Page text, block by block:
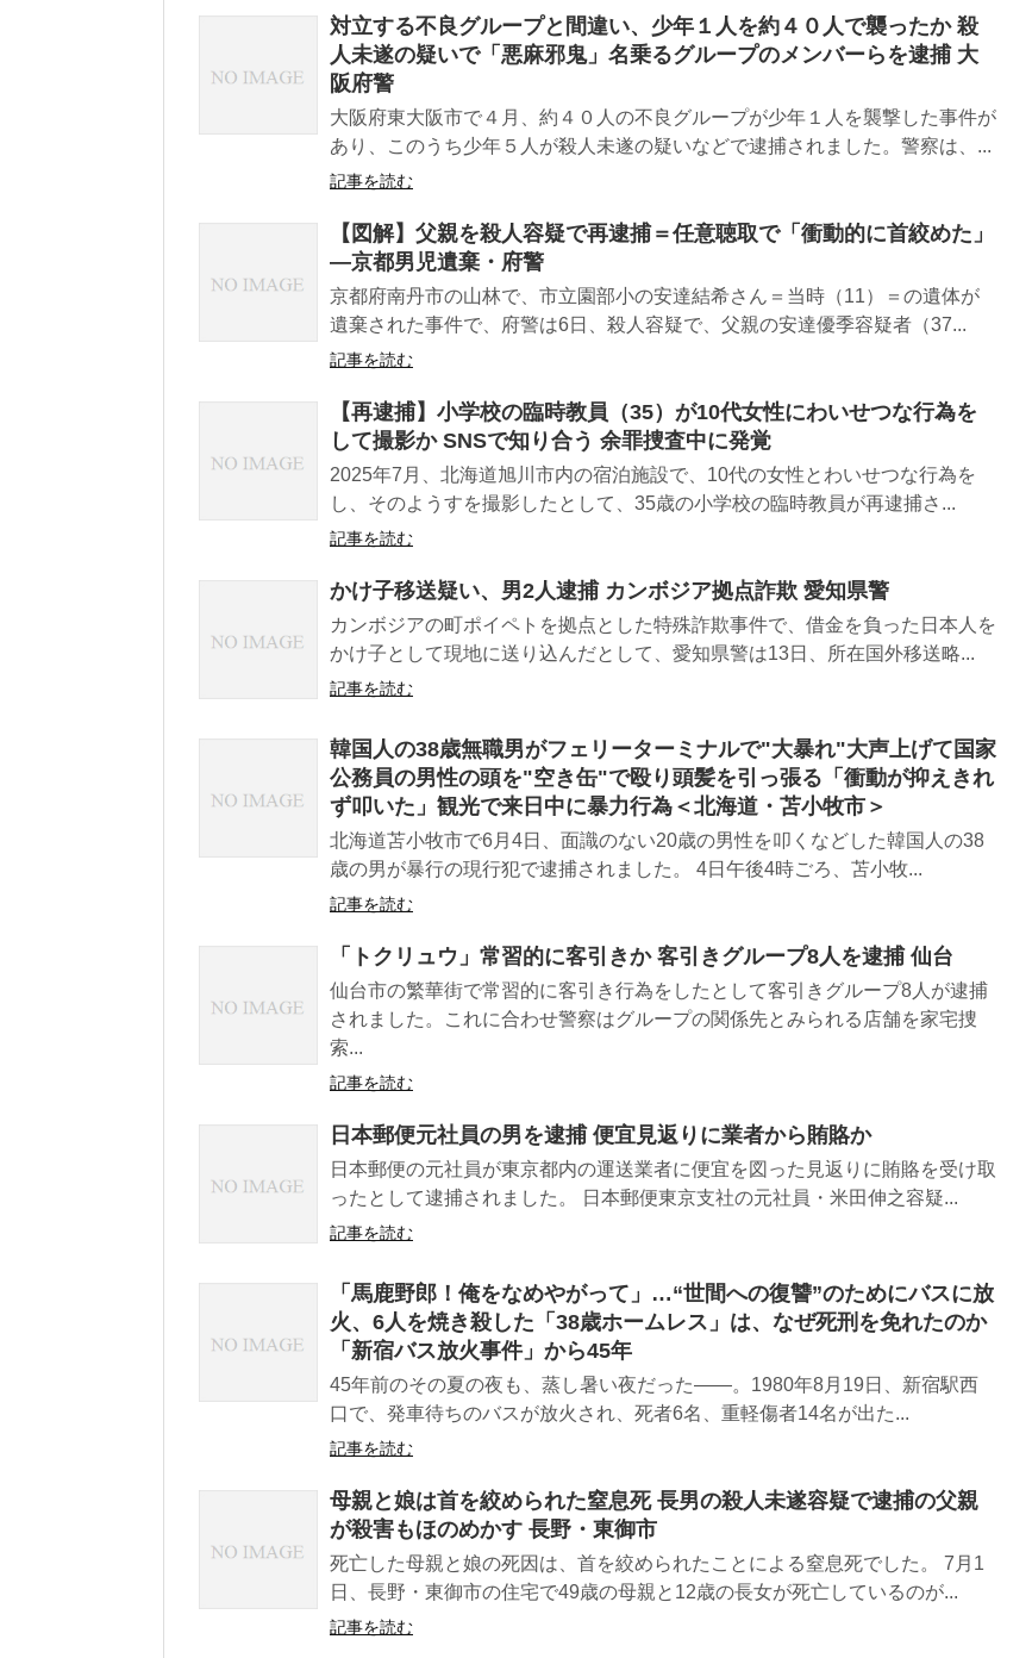
対立する不良グループと間違い、少年１人を約４０人で襲ったか 殺
人未遂の疑いで「悪麻邪鬼」名乗るグループのメンバーらを逮捕 大
阪府警
大阪府東大阪市で４月、約４０人の不良グループが少年１人を襲撃した事件が
あり、このうち少年５人が殺人未遂の疑いなどで逮捕されました。警察は、...
記事を読む
【図解】父親を殺人容疑で再逮捕＝任意聴取で「衝動的に首絞めた」
―京都男児遺棄・府警
京都府南丹市の山林で、市立園部小の安達結希さん＝当時（11）＝の遺体が
遺棄された事件で、府警は6日、殺人容疑で、父親の安達優季容疑者（37...
記事を読む
【再逮捕】小学校の臨時教員（35）が10代女性にわいせつな行為を
して撮影か SNSで知り合う 余罪捜査中に発覚
2025年7月、北海道旭川市内の宿泊施設で、10代の女性とわいせつな行為を
し、そのようすを撮影したとして、35歳の小学校の臨時教員が再逮捕さ...
記事を読む
かけ子移送疑い、男2人逮捕 カンボジア拠点詐欺 愛知県警
カンボジアの町ポイペトを拠点とした特殊詐欺事件で、借金を負った日本人を
かけ子として現地に送り込んだとして、愛知県警は13日、所在国外移送略...
記事を読む
韓国人の38歳無職男がフェリーターミナルで"大暴れ"大声上げて国家
公務員の男性の頭を"空き缶"で殴り頭髪を引っ張る「衝動が抑えきれ
ず叩いた」観光で来日中に暴力行為＜北海道・苫小牧市＞
北海道苫小牧市で6月4日、面識のない20歳の男性を叩くなどした韓国人の38
歳の男が暴行の現行犯で逮捕されました。 4日午後4時ごろ、苫小牧...
記事を読む
「トクリュウ」常習的に客引きか 客引きグループ8人を逮捕 仙台
仙台市の繁華街で常習的に客引き行為をしたとして客引きグループ8人が逮捕
されました。これに合わせ警察はグループの関係先とみられる店舗を家宅捜
索...
記事を読む
日本郵便元社員の男を逮捕 便宜見返りに業者から賄賂か
日本郵便の元社員が東京都内の運送業者に便宜を図った見返りに賄賂を受け取
ったとして逮捕されました。 日本郵便東京支社の元社員・米田伸之容疑...
記事を読む
「馬鹿野郎！俺をなめやがって」…“世間への復讐”のためにバスに放
火、6人を焼き殺した「38歳ホームレス」は、なぜ死刑を免れたのか
「新宿バス放火事件」から45年
45年前のその夏の夜も、蒸し暑い夜だった――。1980年8月19日、新宿駅西
口で、発車待ちのバスが放火され、死者6名、重軽傷者14名が出た...
記事を読む
母親と娘は首を絞められた窒息死 長男の殺人未遂容疑で逮捕の父親
が殺害もほのめかす 長野・東御市
死亡した母親と娘の死因は、首を絞められたことによる窒息死でした。 7月1
日、長野・東御市の住宅で49歳の母親と12歳の長女が死亡しているのが...
記事を読む